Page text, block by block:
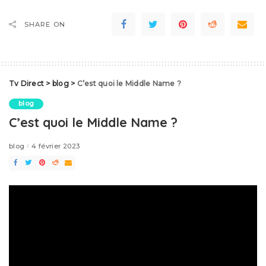
SHARE ON
Tv Direct > blog> C’est quoi le Middle Name ?
blog
C’est quoi le Middle Name ?
blog 4 février 2023